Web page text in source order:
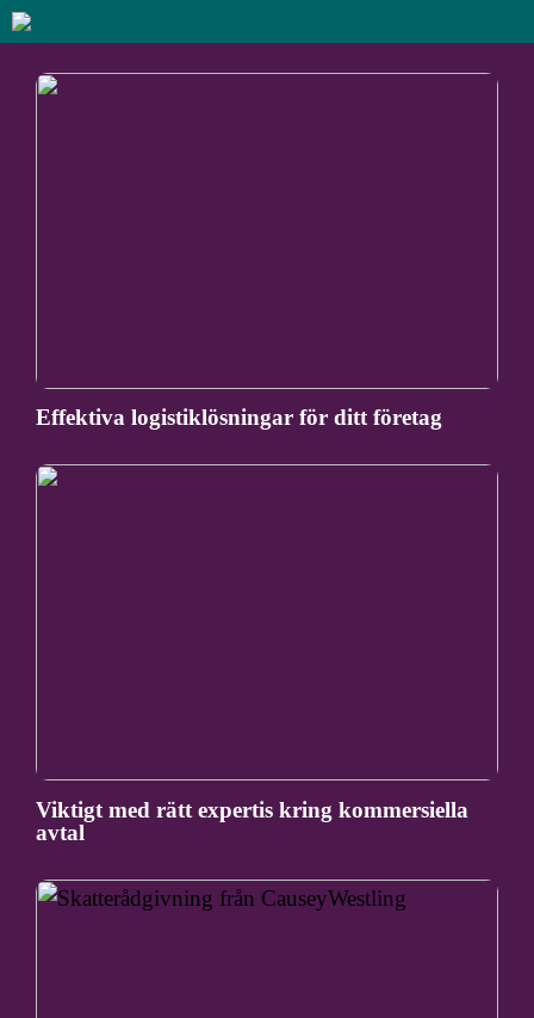
Effektiva logistiklösningar för ditt företag
Viktigt med rätt expertis kring kommersiella
avtal